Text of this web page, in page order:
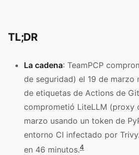
TL;DR
La cadena: TeamPCP
de seguridad) el 19 de marzo
de etiquetas de Actions de
comprometió LiteLLM (proxy
marzo usando un token de
entorno CI infectado por
en 46 minutos.4